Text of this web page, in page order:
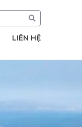
LIÊN HỆ